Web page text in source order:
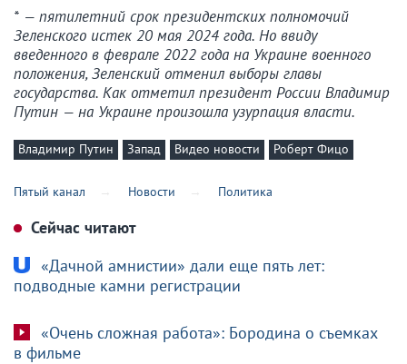
* — пятилетний срок президентских полномочий
Зеленского истек 20 мая 2024 года. Но ввиду
введенного в феврале 2022 года на Украине военного
положения, Зеленский отменил выборы главы
государства. Как отметил президент России Владимир
Путин — на Украине произошла узурпация власти.
Владимир Путин Запад Видео новости Роберт Фицо
Пятый канал Новости Политика
Сейчас читают
«Дачной амнистии» дали еще пять лет:
подводные камни регистрации
«Очень сложная работа»: Бородина о съемках
в фильме